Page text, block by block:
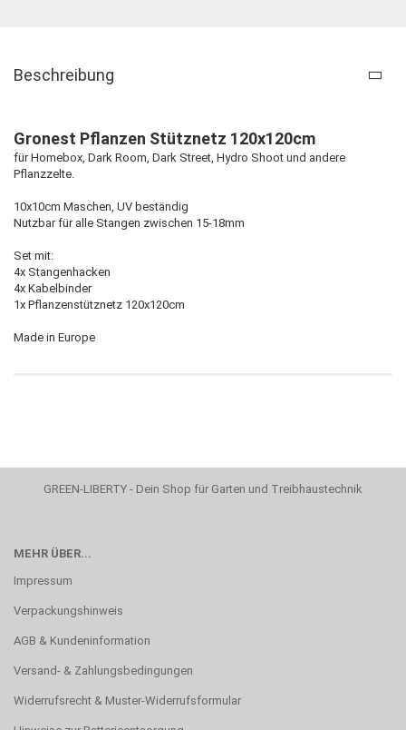
Beschreibung
Gronest Pflanzen Stütznetz 120x120cm
für Homebox, Dark Room, Dark Street, Hydro Shoot und andere
Pflanzzelte.
10x10cm Maschen, UV beständig
Nutzbar für alle Stangen zwischen 15-18mm
Set mit:
4x Stangenhacken
4x Kabelbinder
1x Pflanzenstütznetz 120x120cm
Made in Europe
GREEN-LIBERTY - Dein Shop für Garten und Treibhaustechnik
MEHR ÜBER...
Impressum
Verpackungshinweis
AGB & Kundeninformation
Versand- & Zahlungsbedingungen
Widerrufsrecht & Muster-Widerrufsformular